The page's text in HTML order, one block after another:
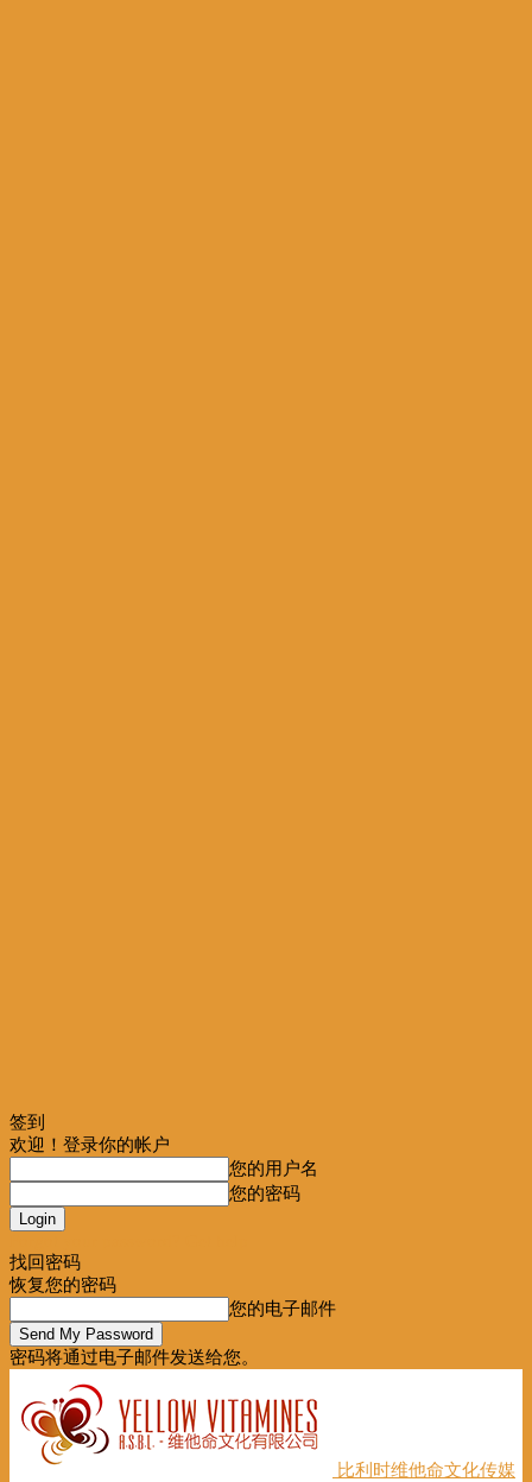
签到
欢迎！登录你的帐户
您的用户名
您的密码
找回密码
恢复您的密码
您的电子邮件
密码将通过电子邮件发送给您。
比利时维他命文化传媒